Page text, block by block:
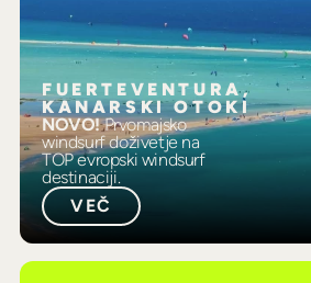
FUERTEVENTURA,
KANARSKI OTOKI
NOVO!Prvomajsko
windsurf doživetje na
TOP evropski windsurf
destinaciji.
VEČ